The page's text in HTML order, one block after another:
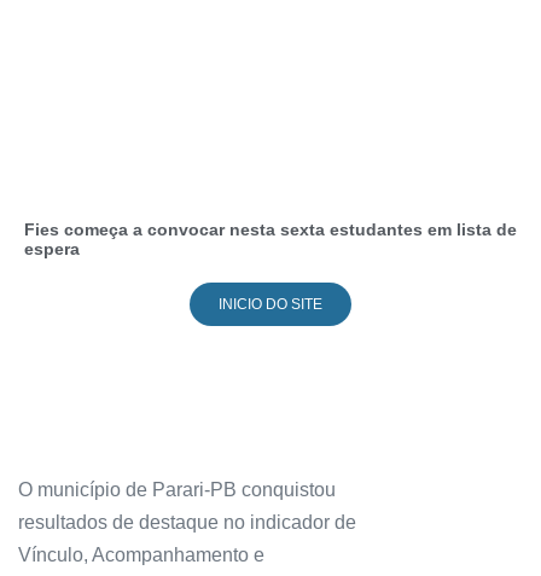
Fies começa a convocar nesta sexta estudantes em lista de
espera
INICIO DO SITE
O município de Parari-PB conquistou
resultados de destaque no indicador de
Vínculo, Acompanhamento e